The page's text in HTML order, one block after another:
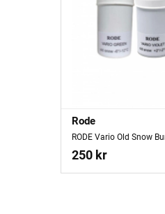
Rode
RODE Vario Old Snow
250 kr